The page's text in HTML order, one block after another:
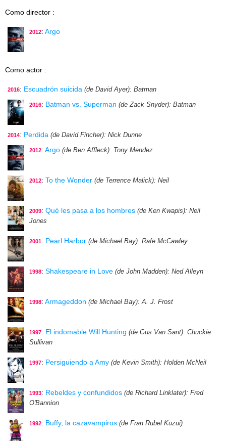
Como director :
2012: Argo
Como actor :
2016: Escuadrón suicida (de David Ayer): Batman
2016: Batman vs. Superman (de Zack Snyder): Batman
2014: Perdida (de David Fincher): Nick Dunne
2012: Argo (de Ben Affleck): Tony Mendez
2012: To the Wonder (de Terrence Malick): Neil
2009: Qué les pasa a los hombres (de Ken Kwapis): Neil
Jones
2001: Pearl Harbor (de Michael Bay): Rafe McCawley
1998: Shakespeare in Love (de John Madden): Ned Alleyn
1998: Armageddon (de Michael Bay): A. J. Frost
1997: El indomable Will Hunting (de Gus Van Sant): Chuckie
Sullivan
1997: Persiguiendo a Amy (de Kevin Smith): Holden McNeil
1993: Rebeldes y confundidos (de Richard Linklater): Fred
O'Bannion
1992: Buffy, la cazavampiros (de Fran Rubel Kuzui)